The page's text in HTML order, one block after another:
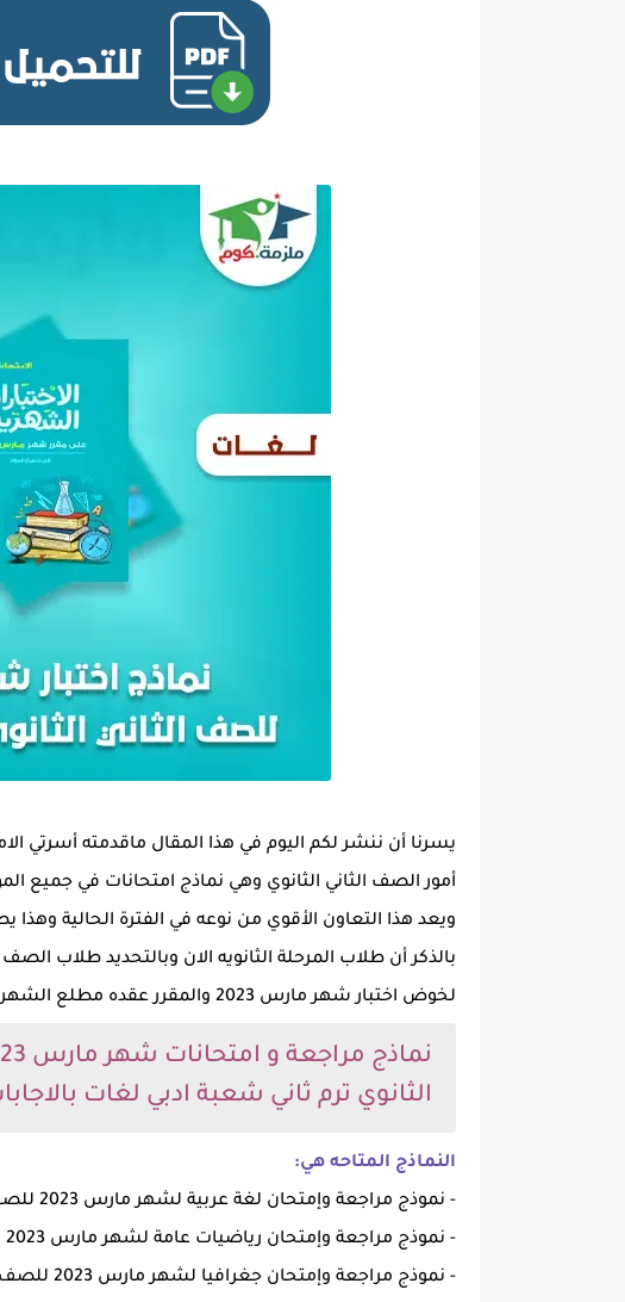
يسرنا أن ننشر لكم اليوم في هذا المقال ماقدمته أسرتي
ويعد هذا التعاون الأقوي من نوعه في الفترة الحالية وهذا
بالذكر أن طلاب المرحلة الثانويه الان وبالتحديد طلاب
لخوض اختبار شهر مارس 2023 والمقرر عقده مطلع الشهر المقبل.
الثانوي ترم ثاني شعبة ادبي لغات
النماذج المتاحه هي:
- نموذج مراجعة وإمتحان لغة عربية لشهر مارس 2023 للصف الثاني الثانوي ترم ثاني pdf بالاجابات
- نموذج مراجعة وإمتحان رياضيات عامة لشهر مارس 2023 للصف الثاني الثانوي ترم ثاني pdf بالاجابات
- نموذج مراجعة وإمتحان جغرافيا لشهر مارس 2023 للصف الثاني الثانوي ترم ثاني pdf بالاجابات